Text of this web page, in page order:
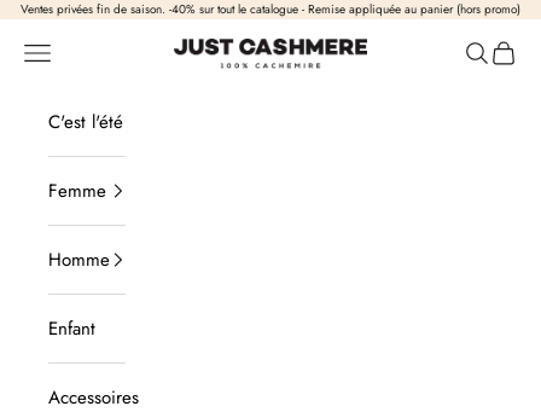
Passer au contenu
Ventes privées fin de saison. -40% sur tout le catalogue - Remise appliquée au panier (hors promo)
Just Cashmere
Ouvrir la navigation Ouvrir la
Voir
C'est l'été
Femme
Homme
Enfant
Accessoires